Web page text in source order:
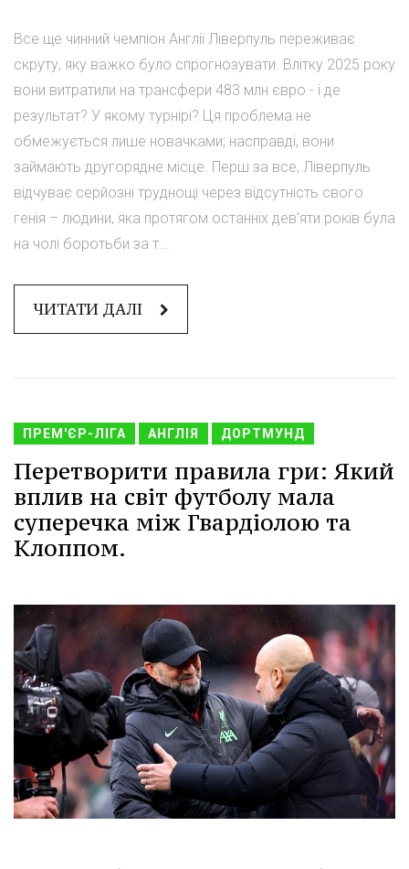
Все ще чинний чемпіон Англії Ліверпуль переживає
скруту, яку важко було спрогнозувати. Влітку 2025 року
вони витратили на трансфери 483 млн євро - і де
результат? У якому турнірі? Ця проблема не
обмежується лише новачками; насправді, вони
займають другорядне місце. Перш за все, Ліверпуль
відчуває серйозні труднощі через відсутність свого
генія – людини, яка протягом останніх дев'яти років була
на чолі боротьби за т...
ЧИТАТИ ДАЛІ
ПРЕМ'ЄР-ЛІГА АНГЛІЯ ДОРТМУНД
Перетворити правила гри: Який
вплив на світ футболу мала
суперечка між Гвардіолою та
Клоппом.